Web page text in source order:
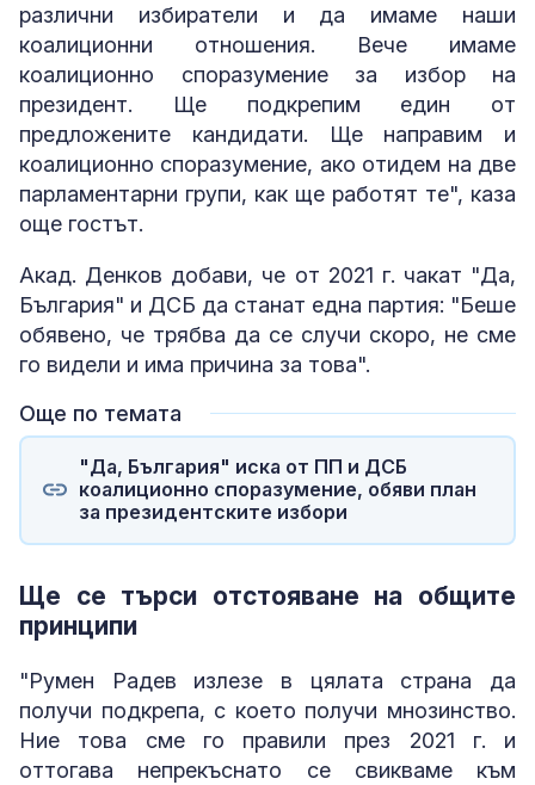
различни избиратели и да имаме наши
коалиционни отношения. Вече имаме
коалиционно споразумение за избор на
президент. Ще подкрепим един от
предложените кандидати. Ще направим и
коалиционно споразумение, ако отидем на две
парламентарни групи, как ще работят те", каза
още гостът.
Акад. Денков добави, че от 2021 г. чакат "Да,
България" и ДСБ да станат една партия: "Беше
обявено, че трябва да се случи скоро, не сме
го видели и има причина за това".
Още по темата
"Да, България" иска от ПП и ДСБ
коалиционно споразумение, обяви план
за президентските избори
Ще се търси отстояване на общите
принципи
"Румен Радев излезе в цялата страна да
получи подкрепа, с което получи мнозинство.
Ние това сме го правили през 2021 г. и
оттогава непрекъснато се свикваме към